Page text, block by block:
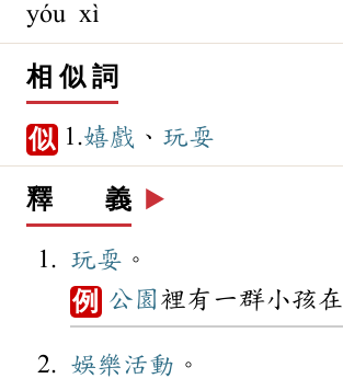
yóu xì
相 似 詞
似 1.嬉戲 、 玩耍
釋 義 ▶️
玩耍 。
例 公園裡有一群小孩在
娛樂活動 。